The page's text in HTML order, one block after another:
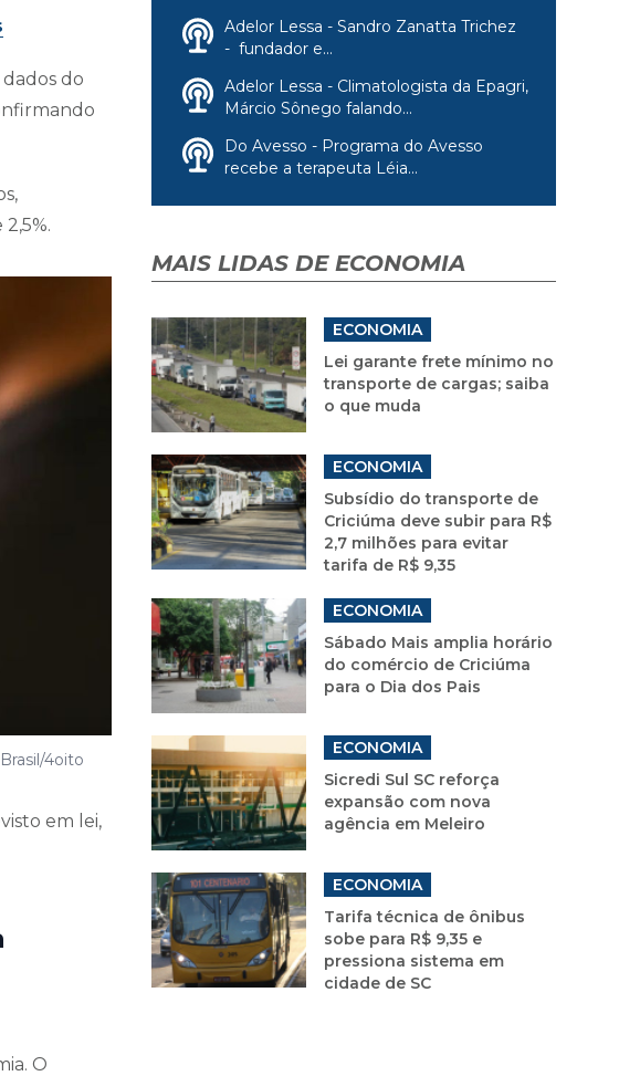
do
4oito
em lei,
O
Adelor Lessa - Sandro Zanatta Trichez
- fundador e...
Adelor Lessa - Climatologista da Epagri,
Márcio Sônego falando...
Do Avesso - Programa do Avesso
recebe a terapeuta Léia...
MAIS LIDAS DE ECONOMIA
ECONOMIA
Lei garante frete mínimo no
transporte de cargas; saiba
o que muda
ECONOMIA
Subsídio do transporte de
Criciúma deve subir para R$
2,7 milhões para evitar
tarifa de R$ 9,35
ECONOMIA
Sábado Mais amplia horário
do comércio de Criciúma
para o Dia dos Pais
ECONOMIA
Sicredi Sul SC reforça
expansão com nova
agência em Meleiro
ECONOMIA
Tarifa técnica de ônibus
sobe para R$ 9,35 e
pressiona sistema em
cidade de SC